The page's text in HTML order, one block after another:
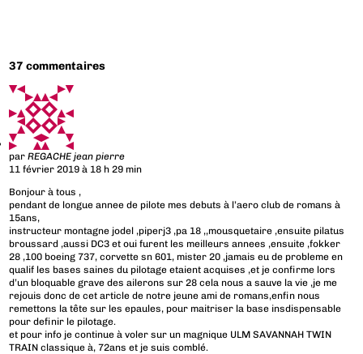
37 commentaires
parREGACHE jean pierre
11 février 2019 à 18 h 29 min
Bonjour à tous ,
pendant de longue annee de pilote mes debuts à l’aero club de romans à
15ans,
instructeur montagne jodel ,piperj3 ,pa 18 ,,mousquetaire ,ensuite pilatus
broussard ,aussi DC3 et oui furent les meilleurs annees ,ensuite ,fokker
28 ,100 boeing 737, corvette sn 601, mister 20 ,jamais eu de probleme en
qualif les bases saines du pilotage etaient acquises ,et je confirme lors
d’un bloquable grave des ailerons sur 28 cela nous a sauve la vie ,je me
rejouis donc de cet article de notre jeune ami de romans,enfin nous
remettons la tête sur les epaules, pour maitriser la base insdispensable
pour definir le pilotage.
et pour info je continue à voler sur un magnique ULM SAVANNAH TWIN
TRAIN classique à, 72ans et je suis comblé.